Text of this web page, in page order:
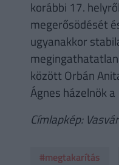
korábbi 17.
megerősödését
ugyanakkor
között Orbán
Ágnes házelnök
Címlapkép:
#megtakarítás